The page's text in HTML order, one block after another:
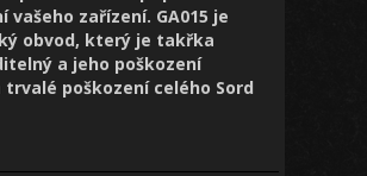
vašeho zařízení. GA015 je
obvod, který je takřka
a jeho poškození
trvalé poškození celého Sord